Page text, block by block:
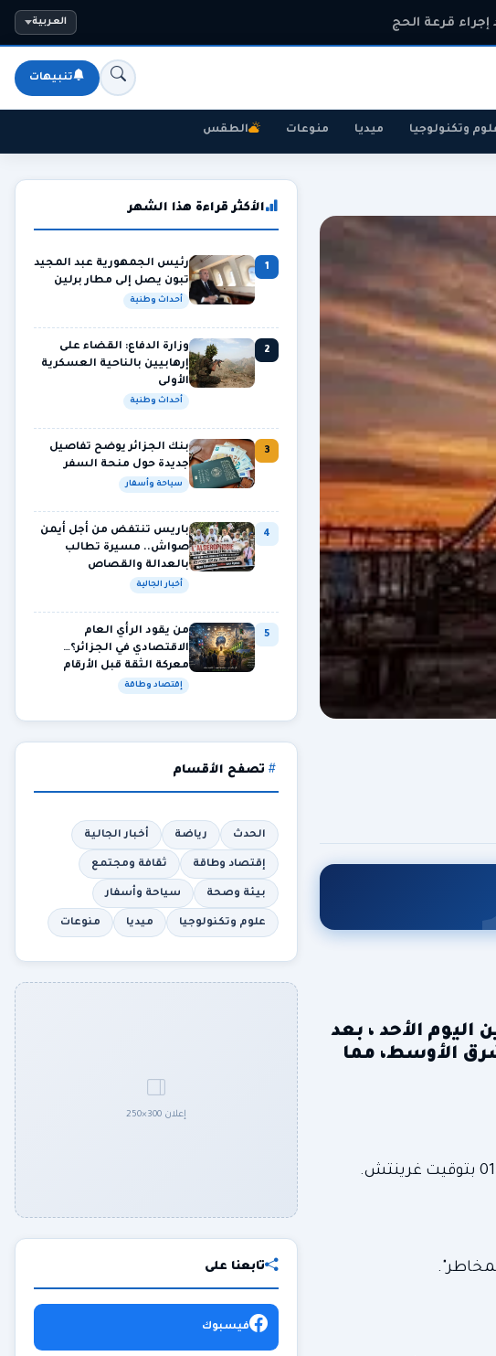
إجراء قرعة الحج العربية
تنبيهات
وتكنولوجيا ميديا منوعات الطقس
الأحد ، بعد
الأوسط، مما
الأكثر قراءة هذا الشهر
1
رئيس الجمهورية عبد المجيد
تبون يصل إلى مطار برلين
أحداث وطنية
2
وزارة الدفاع: القضاء على
إرهابيين بالناحية العسكرية
الأولى
أحداث وطنية
3
بنك الجزائر يوضح تفاصيل
جديدة حول منحة السفر
سياحة وأسفار
4
باريس تنتفض من أجل أيمن
صواش.. مسيرة تطالب
بالعدالة والقصاص
أخبار الجالية
5
من يقود الرأي العام
الاقتصادي في الجزائر؟…
معركة الثقة قبل الأرقام
إقتصاد وطاقة
تصفح الأقسام
الحدث رياضة أخبار الجالية
إقتصاد وطاقة ثقافة ومجتمع
بيئة وصحة سياحة وأسفار
علوم وتكنولوجيا ميديا منوعات
إعلان 300×250
تابعنا على
فيسبوك